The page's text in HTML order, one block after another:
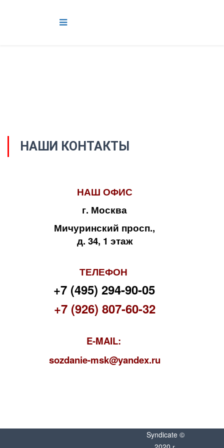
НАШИ КОНТАКТЫ
НАШ ОФИС
г. Москва
Мичуринский просп.,
д. 34, 1 этаж
ТЕЛЕФОН
+7 (495) 294-90-05
+7 (926) 807-60-32
E-MAIL:
sozdanie-msk@yandex.ru
Syndicate ©